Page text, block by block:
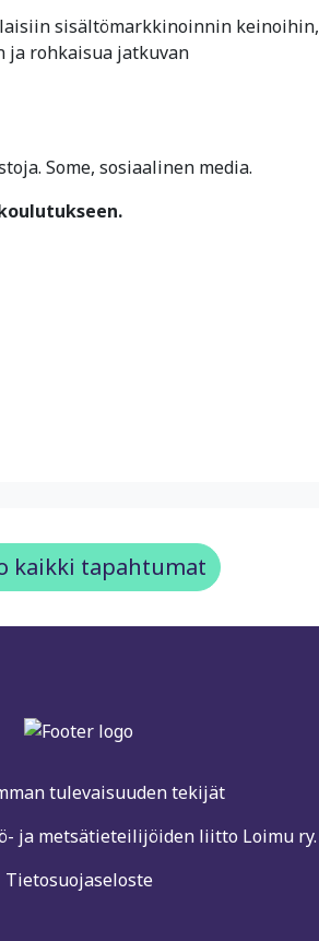
sisältömarkkinoinnin keinoihin,
ja rohkaisua jatkuvan
Some, sosiaalinen media.
kaikki tapahtumat
tulevaisuuden tekijät
ja metsätieteilijöiden liitto Loimu ry.
Tietosuojaseloste